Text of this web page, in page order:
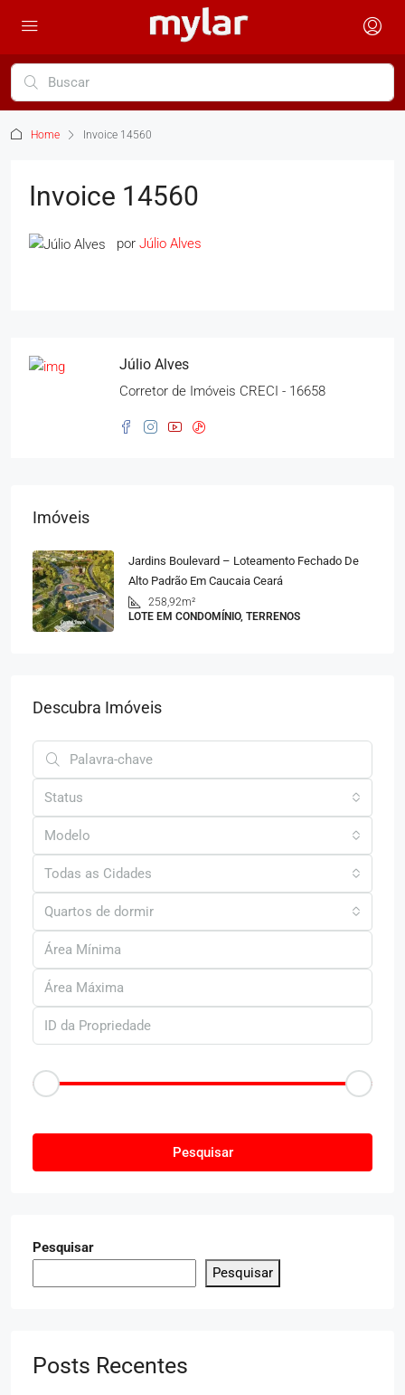
Home Invoice 14560
Invoice 14560
por Júlio Alves
Júlio Alves
Corretor de Imóveis CRECI - 16658
Imóveis
Jardins Boulevard – Loteamento Fechado De
Alto Padrão Em Caucaia Ceará
258,92m²
LOTE EM CONDOMÍNIO, TERRENOS
Descubra Imóveis
Status
Modelo
Todas as Cidades
Quartos de dormir
Pesquisar
Pesquisar
Pesquisar
Posts Recentes